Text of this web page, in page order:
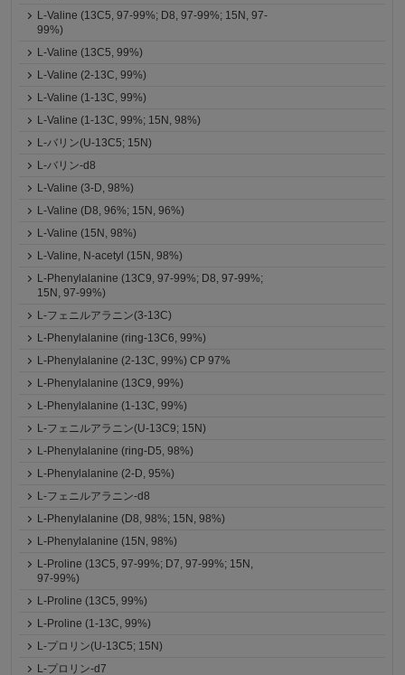
L-Valine (13C5, 97-99%; D8, 97-99%; 15N, 97-
99%)
L-Valine (13C5, 99%)
L-Valine (2-13C, 99%)
L-Valine (1-13C, 99%)
L-Valine (1-13C, 99%; 15N, 98%)
L-バリン(U-13C5; 15N)
L-バリン-d8
L-Valine (3-D, 98%)
L-Valine (D8, 96%; 15N, 96%)
L-Valine (15N, 98%)
L-Valine, N-acetyl (15N, 98%)
L-Phenylalanine (13C9, 97-99%; D8, 97-99%;
15N, 97-99%)
L-フェニルアラニン(3-13C)
L-Phenylalanine (ring-13C6, 99%)
L-Phenylalanine (2-13C, 99%) CP 97%
L-Phenylalanine (13C9, 99%)
L-Phenylalanine (1-13C, 99%)
L-フェニルアラニン(U-13C9; 15N)
L-Phenylalanine (ring-D5, 98%)
L-Phenylalanine (2-D, 95%)
L-フェニルアラニン-d8
L-Phenylalanine (D8, 98%; 15N, 98%)
L-Phenylalanine (15N, 98%)
L-Proline (13C5, 97-99%; D7, 97-99%; 15N,
97-99%)
L-Proline (13C5, 99%)
L-Proline (1-13C, 99%)
L-プロリン(U-13C5; 15N)
L-プロリン-d7